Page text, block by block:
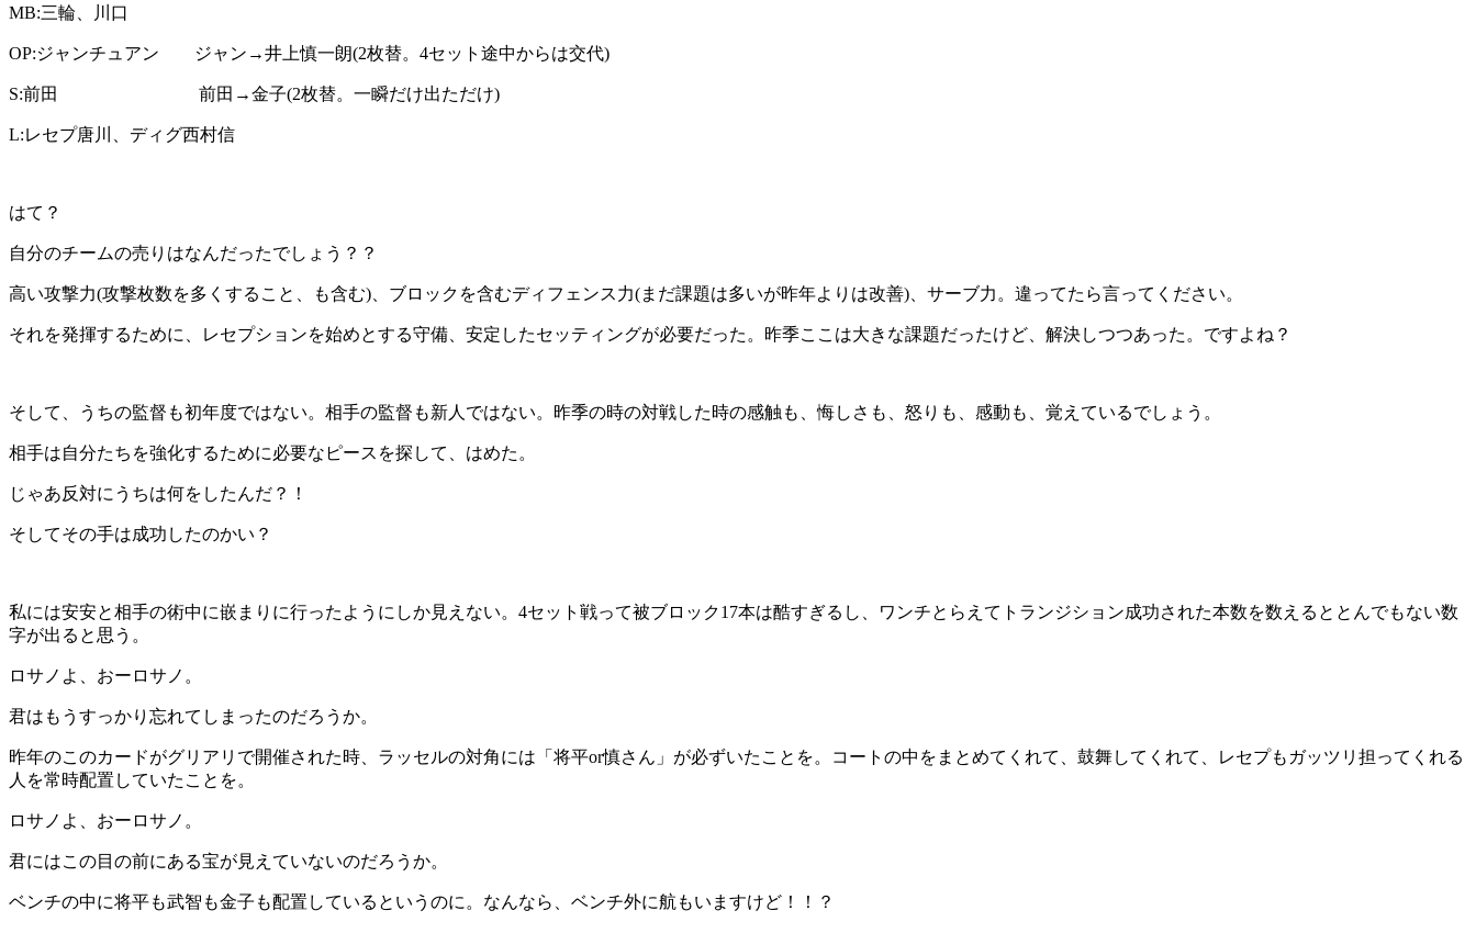
MB:三輪、川口
OP:ジャンチュアン ジャン→井上慎一朗(2枚替。4セット途中からは交代)
S:前田 前田→金子(2枚替。一瞬だけ出ただけ)
L:レセプ唐川、ディグ西村信
はて？
自分のチームの売りはなんだったでしょう？？
高い攻撃力(攻撃枚数を多くすること、も含む)、ブロックを含むディフェンス力(まだ課題は多いが昨年よりは改善)、サーブ力。違ってたら言ってください。
それを発揮するために、レセプションを始めとする守備、安定したセッティングが必要だった。昨季ここは大きな課題だったけど、解決しつつあった。ですよね？
そして、うちの監督も初年度ではない。相手の監督も新人ではない。昨季の時の対戦した時の感触も、悔しさも、怒りも、感動も、覚えているでしょう。
相手は自分たちを強化するために必要なピースを探して、はめた。
じゃあ反対にうちは何をしたんだ？！
そしてその手は成功したのかい？
私には安安と相手の術中に嵌まりに行ったようにしか見えない。4セット戦って被ブロック17本は酷すぎるし、ワンチとらえてトランジション成功された本数を数えるととんでもない数
字が出ると思う。
ロサノよ、おーロサノ。
君はもうすっかり忘れてしまったのだろうか。
昨年のこのカードがグリアリで開催された時、ラッセルの対角には「将平or慎さん」が必ずいたことを。コートの中をまとめてくれて、鼓舞してくれて、レセプもガッツリ担ってくれる
人を常時配置していたことを。
ロサノよ、おーロサノ。
君にはこの目の前にある宝が見えていないのだろうか。
ベンチの中に将平も武智も金子も配置しているというのに。なんなら、ベンチ外に航もいますけど！！？